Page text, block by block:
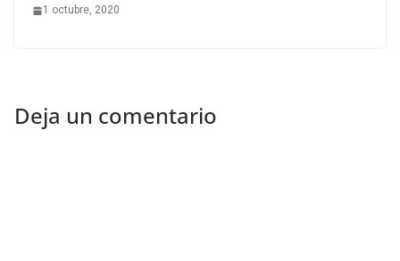
1 octubre, 2020
Deja un comentario